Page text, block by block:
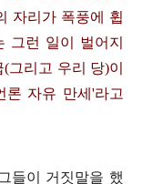
자리가 폭풍에 휩
그런 일이 벌어지
(그리고 우리 당)이
론 자유 만세'라고
들이 거짓말을 했